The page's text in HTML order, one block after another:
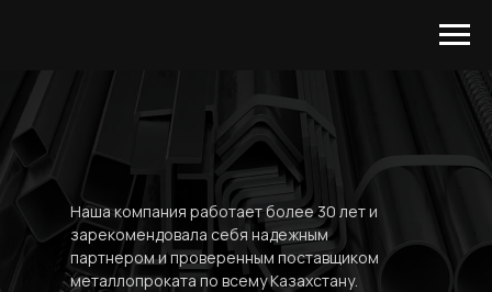
Наша компания работает более 30 лет и
зарекомендовала себя надежным
партнером и проверенным поставщиком
металлопроката по всему Казахстану.